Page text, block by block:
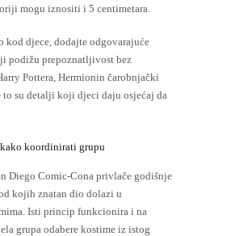
mogu iznositi i 5 centimetara.
kod djece, dodajte odgovarajuće
podižu prepoznatljivost bez
Pottera, Hermionin čarobnjački
su detalji koji djeci daju osjećaj da
koordinirati grupu
Diego Comic-Cona privlače godišnje
kojih znatan dio dolazi u
Isti princip funkcionira i na
grupa odabere kostime iz istog